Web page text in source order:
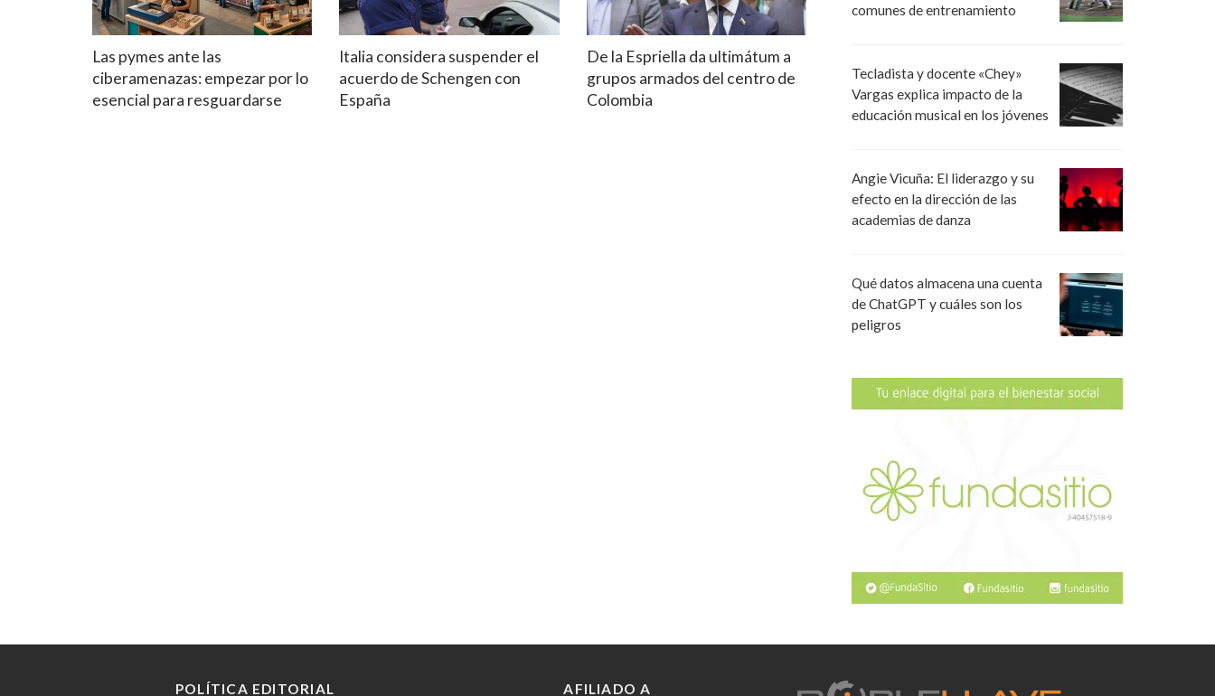
Las pymes ante las
ciberamenazas: empezar por lo
esencial para resguardarse
Italia considera suspender el
acuerdo de Schengen con
España
De la Espriella da ultimátum a
grupos armados del centro de
Colombia
comunes de entrenamiento
Tecladista y docente «Chey»
Vargas explica impacto de la
educación musical en los jóvenes
Angie Vicuña: El liderazgo y su
efecto en la dirección de las
academias de danza
Qué datos almacena una cuenta
de ChatGPT y cuáles son los
peligros
POLÍTICA EDITORIAL AFILIADO A